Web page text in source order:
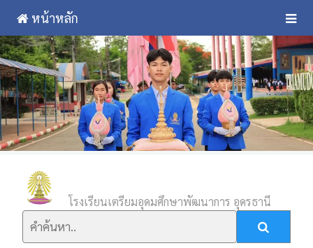
หน้าหลัก
โรงเรียนเตรียมอุดมศึกษาพัฒนาการ อุดรธานี